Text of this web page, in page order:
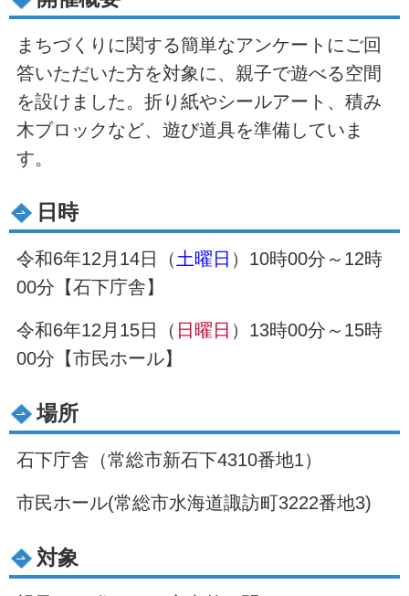
まちづくりに関する簡単なアンケートにご回
答いただいた方を対象に、親子で遊べる空間
を設けました。折り紙やシールアート、積み
木ブロックなど、遊び道具を準備していま
す。
日時
令和6年12月14日（ 土曜日 ）10時00分～12時
00分【石下庁舎】
令和6年12月15日（ 日曜日 ）13時00分～15時
00分【市民ホール】
場所
石下庁舎（常総市新石下4310番地1）
市民ホール(常総市水海道諏訪町3222番地3)
対象